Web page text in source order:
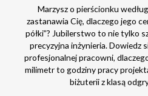
Marzysz o pierścionku
zastanawia Cię, dlaczego jego
półki”? Jubilerstwo to nie tylko
precyzyjna inżynieria. Dowiedz
profesjonalnej pracowni,
milimetr to godziny pracy
biżuterii z klasą